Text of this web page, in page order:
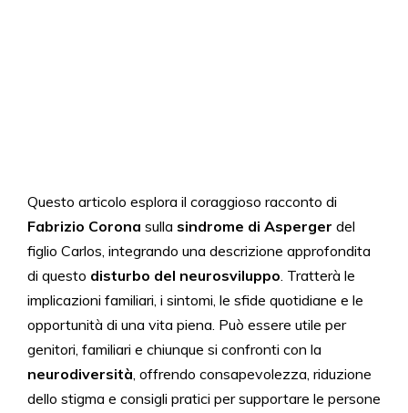
Questo articolo esplora il coraggioso racconto di
Fabrizio Corona sulla sindrome di Asperger del
figlio Carlos, integrando una descrizione approfondita
di questo disturbo del neurosviluppo. Tratterà le
implicazioni familiari, i sintomi, le sfide quotidiane e le
opportunità di una vita piena. Può essere utile per
genitori, familiari e chiunque si confronti con la
neurodiversità, offrendo consapevolezza, riduzione
dello stigma e consigli pratici per supportare le persone